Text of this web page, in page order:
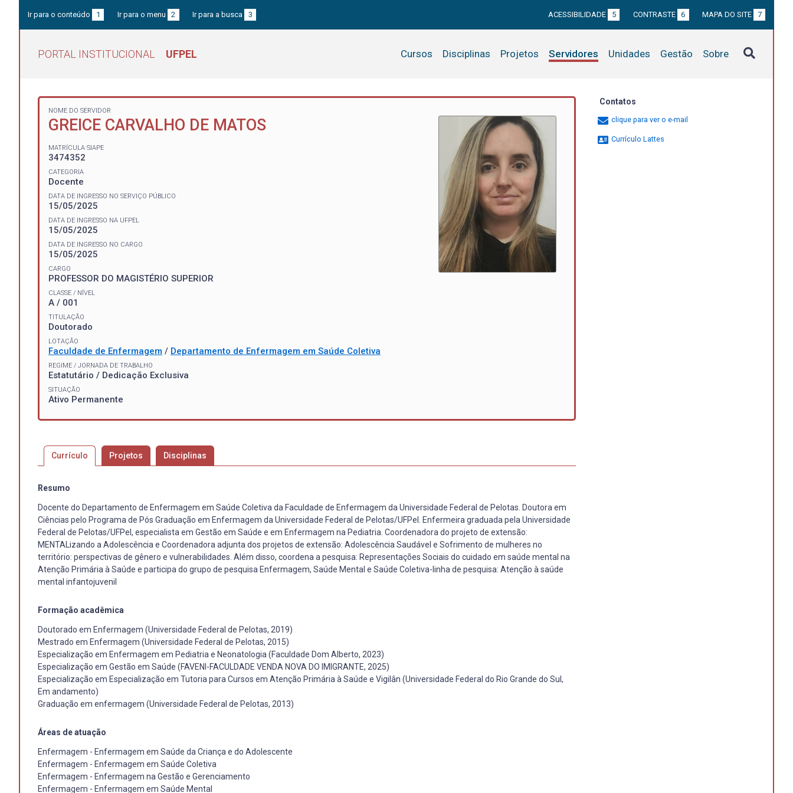
Ir para o conteúdo 1 Ir para o menu 2 Ir para a busca 3 ACESSIBILIDADE 5 CONTRASTE 6 MAPA DO SITE 7
PORTAL INSTITUCIONAL UFPEL Cursos Disciplinas Projetos Servidores Unidades Gestão Sobre
NOME DO SERVIDOR
GREICE CARVALHO DE MATOS
MATRÍCULA SIAPE
3474352
CATEGORIA
Docente
DATA DE INGRESSO NO SERVIÇO PÚBLICO
15/05/2025
DATA DE INGRESSO NA UFPEL
15/05/2025
DATA DE INGRESSO NO CARGO
15/05/2025
CARGO
PROFESSOR DO MAGISTÉRIO SUPERIOR
CLASSE / NÍVEL
A / 001
TITULAÇÃO
Doutorado
LOTAÇÃO
Faculdade de Enfermagem / Departamento de Enfermagem em Saúde Coletiva
REGIME / JORNADA DE TRABALHO
Estatutário / Dedicação Exclusiva
SITUAÇÃO
Ativo Permanente
Currículo Projetos Disciplinas
Resumo
Docente do Departamento de Enfermagem em Saúde Coletiva da Faculdade de Enfermagem da Universidade Federal de Pelotas. Doutora em
Ciências pelo Programa de Pós Graduação em Enfermagem da Universidade Federal de Pelotas/UFPel. Enfermeira graduada pela Universidade
Federal de Pelotas/UFPel, especialista em Gestão em Saúde e em Enfermagem na Pediatria. Coordenadora do projeto de extensão:
MENTALizando a Adolescência e Coordenadora adjunta dos projetos de extensão: Adolescência Saudável e Sofrimento de mulheres no
território: perspectivas de gênero e vulnerabilidades. Além disso, coordena a pesquisa: Representações Sociais do cuidado em saúde mental na
Atenção Primária à Saúde e participa do grupo de pesquisa Enfermagem, Saúde Mental e Saúde Coletiva-linha de pesquisa: Atenção à saúde
mental infantojuvenil
Formação acadêmica
Doutorado em Enfermagem (Universidade Federal de Pelotas, 2019)
Mestrado em Enfermagem (Universidade Federal de Pelotas, 2015)
Especialização em Enfermagem em Pediatria e Neonatologia (Faculdade Dom Alberto, 2023)
Especialização em Gestão em Saúde (FAVENI-FACULDADE VENDA NOVA DO IMIGRANTE, 2025)
Especialização em Especialização em Tutoria para Cursos em Atenção Primária à Saúde e Vigilân (Universidade Federal do Rio Grande do Sul,
Em andamento)
Graduação em enfermagem (Universidade Federal de Pelotas, 2013)
Áreas de atuação
Enfermagem - Enfermagem em Saúde da Criança e do Adolescente
Enfermagem - Enfermagem em Saúde Coletiva
Enfermagem - Enfermagem na Gestão e Gerenciamento
Enfermagem - Enfermagem em Saúde Mental
Contatos
clique para ver o e-mail
Currículo Lattes